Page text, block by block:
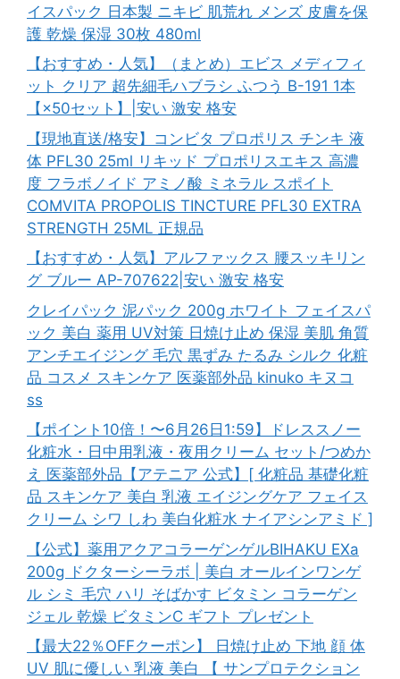
イスパック 日本製 ニキビ 肌荒れ メンズ 皮膚を保
護 乾燥 保湿 30枚 480ml
【おすすめ・人気】（まとめ）エビス メディフィ
ット クリア 超先細毛ハブラシ ふつう B-191 1本
【×50セット】|安い 激安 格安
【現地直送/格安】コンビタ プロポリス チンキ 液
体 PFL30 25ml リキッド プロポリスエキス 高濃
度 フラボノイド アミノ酸 ミネラル スポイト
COMVITA PROPOLIS TINCTURE PFL30 EXTRA
STRENGTH 25ML 正規品
【おすすめ・人気】アルファックス 腰スッキリン
グ ブルー AP-707622|安い 激安 格安
クレイパック 泥パック 200g ホワイト フェイスパ
ック 美白 薬用 UV対策 日焼け止め 保湿 美肌 角質
アンチエイジング 毛穴 黒ずみ たるみ シルク 化粧
品 コスメ スキンケア 医薬部外品 kinuko キヌコ
ss
【ポイント10倍！〜6月26日1:59】ドレススノー
化粧水・日中用乳液・夜用クリーム セット/つめか
え 医薬部外品【アテニア 公式】[ 化粧品 基礎化粧
品 スキンケア 美白 乳液 エイジングケア フェイス
クリーム シワ しわ 美白化粧水 ナイアシンアミド ]
【公式】薬用アクアコラーゲンゲルBIHAKU EXa
200g ドクターシーラボ | 美白 オールインワンゲ
ル シミ 毛穴 ハリ そばかす ビタミン コラーゲン
ジェル 乾燥 ビタミンC ギフト プレゼント
【最大22％OFFクーポン】 日焼け止め 下地 顔 体
UV 肌に優しい 乳液 美白 【 サンプロテクション